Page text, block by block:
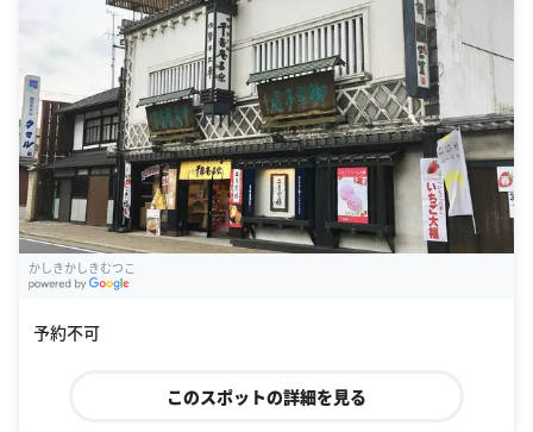
かしきかしきむつこ
予約不可
このスポットの詳細を見る